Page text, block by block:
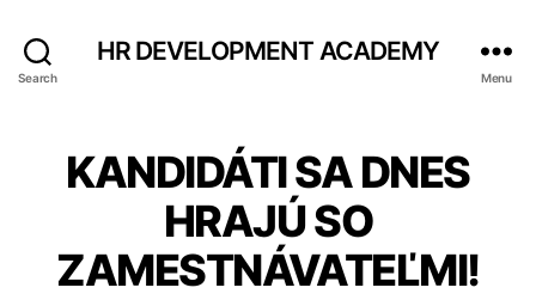
Search
HR DEVELOPMENT ACADEMY
Menu
KANDIDÁTI SA DNES
HRAJÚ SO
ZAMESTNÁVATEĽMI!